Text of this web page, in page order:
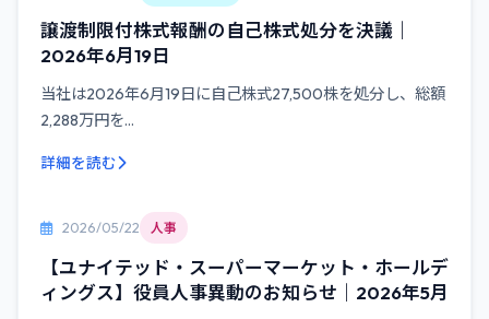
譲渡制限付株式報酬の自己株式処分を決議｜
2026年6月19日
当社は2026年6月19日に自己株式27,500株を処分し、総額
2,288万円を...
詳細を読む
2026/05/22 人事
【ユナイテッド・スーパーマーケット・ホールデ
ィングス】役員人事異動のお知らせ｜2026年5月